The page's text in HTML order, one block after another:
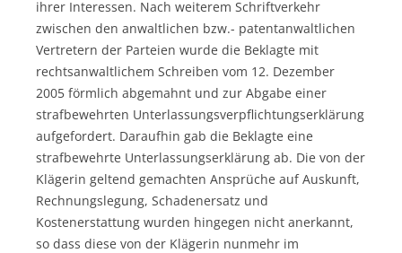
ihrer Interessen. Nach weiterem Schriftverkehr
zwischen den anwaltlichen bzw.- patentanwaltlichen
Vertretern der Parteien wurde die Beklagte mit
rechtsanwaltlichem Schreiben vom 12. Dezember
2005 förmlich abgemahnt und zur Abgabe einer
strafbewehrten Unterlassungsverpflichtungserklärung
aufgefordert. Daraufhin gab die Beklagte eine
strafbewehrte Unterlassungserklärung ab. Die von der
Klägerin geltend gemachten Ansprüche auf Auskunft,
Rechnungslegung, Schadenersatz und
Kostenerstattung wurden hingegen nicht anerkannt,
so dass diese von der Klägerin nunmehr im